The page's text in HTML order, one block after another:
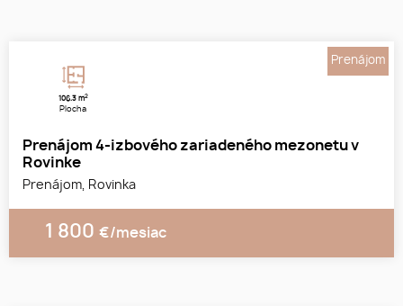
106.3 m2
Plocha
Prenájom 4-izbového zariadeného mezonetu v
Rovinke
Prenájom, Rovinka
1 800 €/mesiac
Prenájom